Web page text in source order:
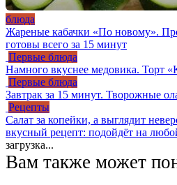
блюда
Жареные кабачки «По новому».
готовы всего за 15 минут
Первые блюда
Намного вкуснее медовика. Торт
Первые блюда
Завтрак за 15 минут. Творожные
Рецепты
Салат за копейки, а выглядит
вкусный рецепт: подойдёт на
загрузка...
Вам также может